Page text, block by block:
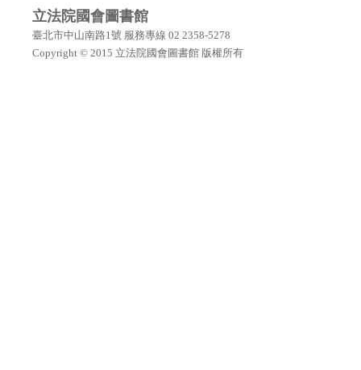
立法院國會圖書館
臺北市中山南路1號 服務專線 02 2358-5278
Copyright © 2015 立法院國會圖書館 版權所有